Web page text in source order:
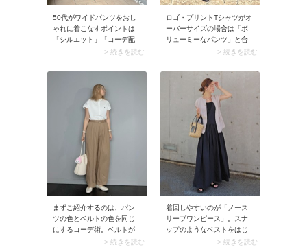
50代がワイドパンツをおし
ゃれに着こなすポイントは
「シルエット」「コーデ配
色」「合わせるトップス」
けて解説します。
> 続きを読む
ロゴ・プリントTシャツがオ
ーバーサイズの場合は「ボ
リューミーなパンツ」と合
わせましょう。重心が下に
したTシャツのウエストイン
がスマートに決まります。
スナップのようなウエスト
タックパンツやカーブパン
ツを選ぶと、よりスッキリ
とした印象に。
> 続きを読む
まずご紹介するのは、パン
ツの色とベルトの色を同じ
にするコーデ術。ベルトが
スタイリングにスッとなじ
> 続きを読む
着回しやすいのが「ノース
リーブワンピース」。スナ
ップのようなベストをはじ
め、カーディガンやシャツ
> 続きを読む